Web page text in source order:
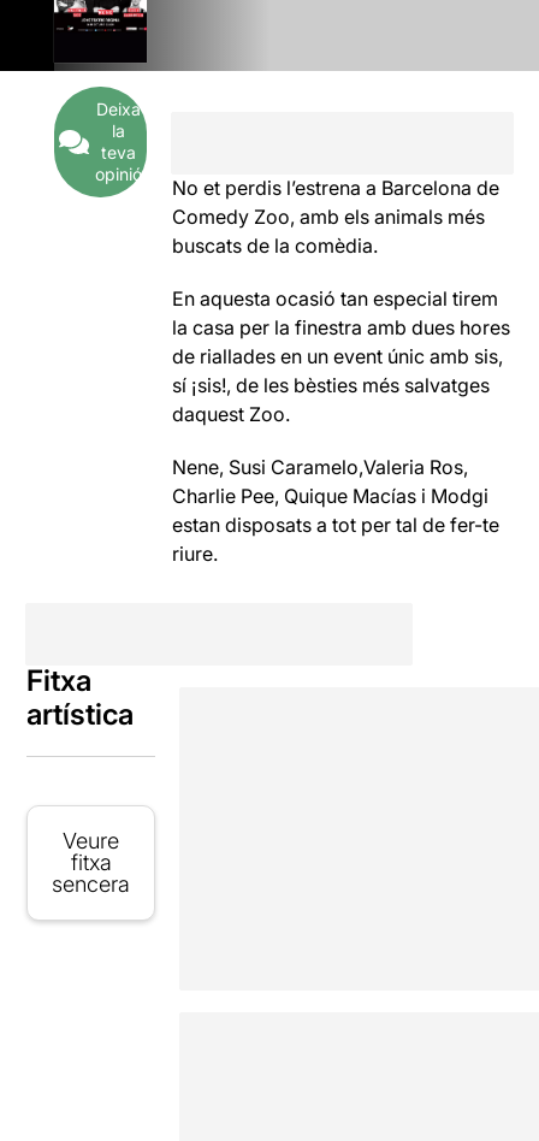
Deixa
la
teva
opinió
No et perdis l’estrena a Barcelona de
Comedy Zoo, amb els animals més
buscats de la comèdia.
En aquesta ocasió tan especial tirem
la casa per la finestra amb dues hores
de riallades en un event únic amb sis,
sí ¡sis!, de les bèsties més salvatges
daquest Zoo.
Nene, Susi Caramelo,Valeria Ros,
Charlie Pee, Quique Macías i Modgi
estan disposats a tot per tal de fer-te
riure.
Fitxa
artística
Veure
fitxa
sencera